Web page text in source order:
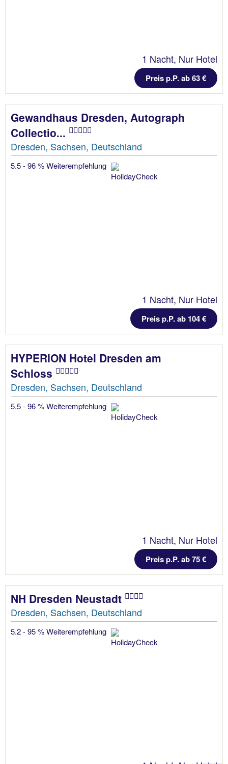
1 Nacht, Nur Hotel
Preis p.P. ab 63 €
Gewandhaus Dresden, Autograph
Collectio...
Dresden, Sachsen, Deutschland
5.5 - 96 % Weiterempfehlung
1 Nacht, Nur Hotel
Preis p.P. ab 104 €
HYPERION Hotel Dresden am
Schloss
Dresden, Sachsen, Deutschland
5.5 - 96 % Weiterempfehlung
1 Nacht, Nur Hotel
Preis p.P. ab 75 €
NH Dresden Neustadt
Dresden, Sachsen, Deutschland
5.2 - 95 % Weiterempfehlung